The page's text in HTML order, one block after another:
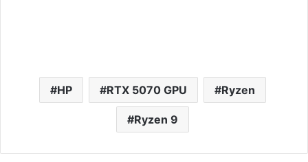
HP RTX 5070 GPU Ryzen
Ryzen 9